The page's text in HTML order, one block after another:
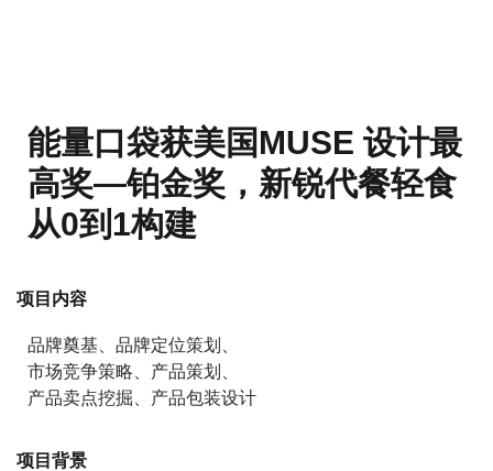
能量口袋获美国MUSE 设计最
高奖—铂金奖，新锐代餐轻食
从0到1构建
项目内容
品牌奠基、品牌定位策划、
市场竞争策略、产品策划、
产品卖点挖掘、产品包装设计
项目背景